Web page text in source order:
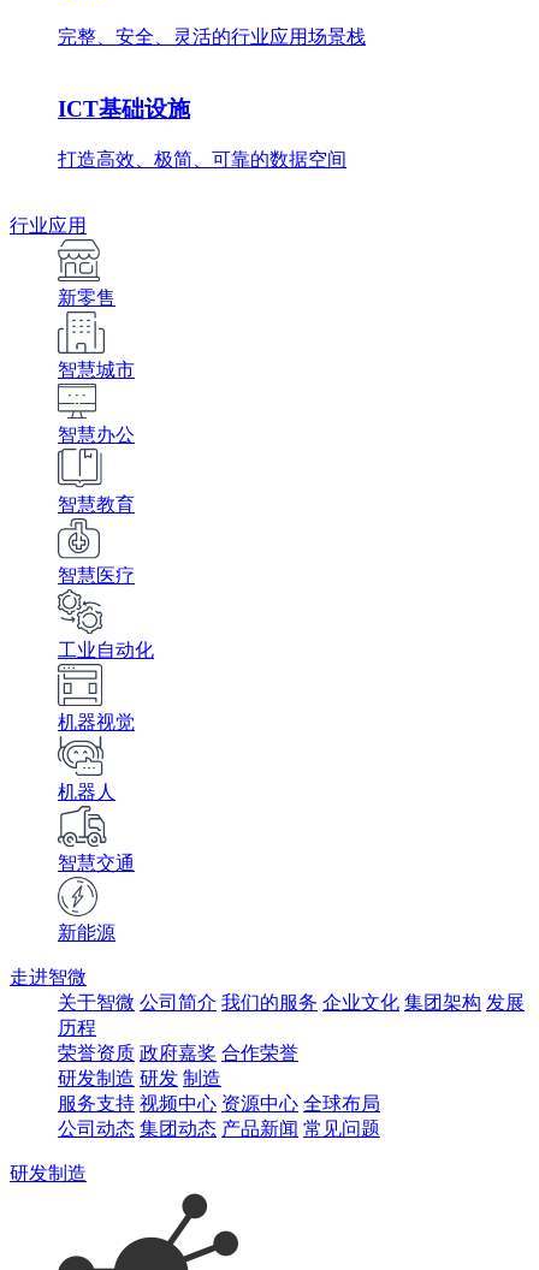
完整、安全、灵活的行业应用场景栈
ICT基础设施
打造高效、极简、可靠的数据空间
行业应用
新零售
智慧城市
智慧办公
智慧教育
智慧医疗
工业自动化
机器视觉
机器人
智慧交通
新能源
走进智微
关于智微 公司简介 我们的服务 企业文化 集团架构 发展
历程
荣誉资质 政府嘉奖 合作荣誉
研发制造 研发 制造
服务支持 视频中心 资源中心 全球布局
公司动态 集团动态 产品新闻 常见问题
研发制造